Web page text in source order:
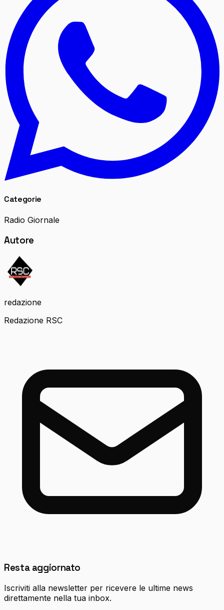
Categorie
Radio Giornale
Autore
redazione
Redazione RSC
Resta aggiornato
Iscriviti alla newsletter per ricevere le ultime news
direttamente nella tua inbox.